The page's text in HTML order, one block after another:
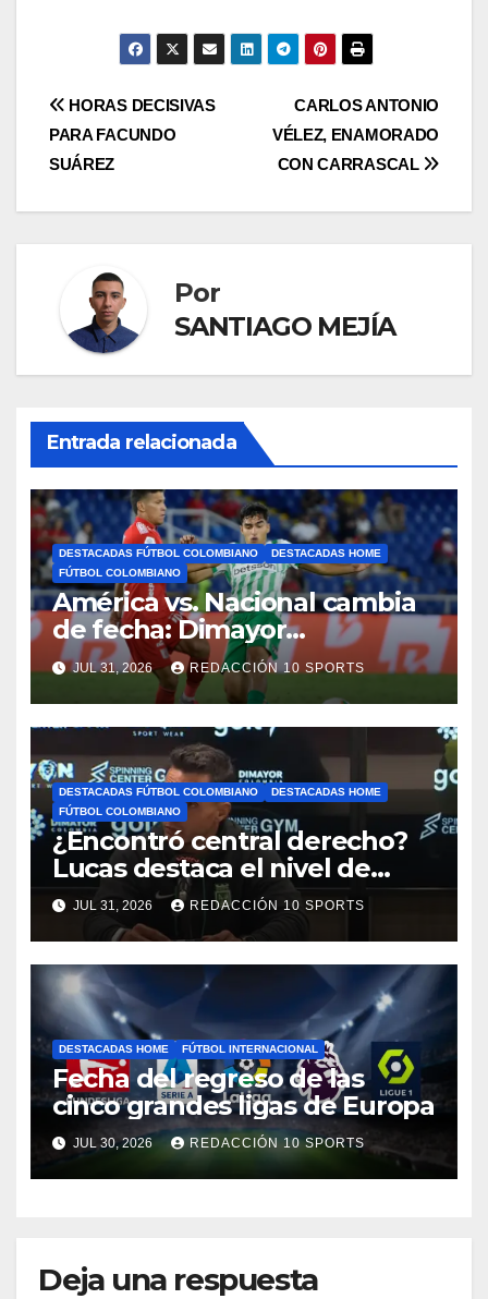
CARLOS ANTONIO
VÉLEZ, ENAMORADO
CON CARRASCAL
HORAS DECISIVAS
PARA FACUNDO
SUÁREZ
Por
SANTIAGO MEJÍA
Entrada relacionada
DESTACADAS FÚTBOL COLOMBIANO
DESTACADAS HOME
FÚTBOL COLOMBIANO
América vs. Nacional cambia
de fecha: Dimayor
reprogramó el clásico por
motivos de seguridad
JUL 31, 2026 REDACCIÓN 10 SPORTS
DESTACADAS FÚTBOL COLOMBIANO
DESTACADAS HOME
FÚTBOL COLOMBIANO
¿Encontró central derecho?
Lucas destaca el nivel de
Néider Parra
JUL 31, 2026 REDACCIÓN 10 SPORTS
DESTACADAS HOME FÚTBOL INTERNACIONAL
Fecha del regreso de las
cinco grandes ligas de Europa
JUL 30, 2026 REDACCIÓN 10 SPORTS
Deja una respuesta